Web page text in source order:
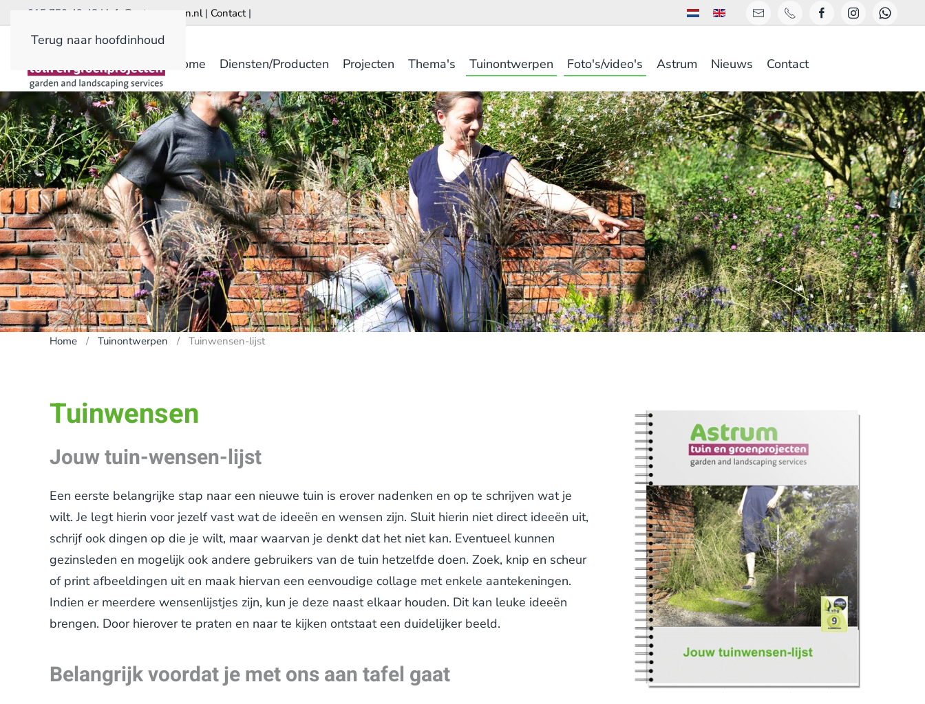
Terug naar hoofdinhoud
015 750 49 48 | info@astrumgroen.nl| Contact|
Home Diensten/Producten Projecten Thema's Tuinontwerpen Foto's/video's Astrum Nieuws Contact
Home Tuinontwerpen Tuinwensen-lijst
Tuinwensen
Jouw tuin-wensen-lijst
Een eerste belangrijke stap naar een nieuwe tuin is erover nadenken en op te schrijven wat je
wilt. Je legt hierin voor jezelf vast wat de ideeën en wensen zijn. Sluit hierin niet direct ideeën uit,
schrijf ook dingen op die je wilt, maar waarvan je denkt dat het niet kan. Eventueel kunnen
gezinsleden en mogelijk ook andere gebruikers van de tuin hetzelfde doen. Zoek, knip en scheur
of print afbeeldingen uit en maak hiervan een eenvoudige collage met enkele aantekeningen.
Indien er meerdere wensenlijstjes zijn, kun je deze naast elkaar houden. Dit kan leuke ideeën
brengen. Door hierover te praten en naar te kijken ontstaat een duidelijker beeld.
Belangrijk voordat je met ons aan tafel gaat